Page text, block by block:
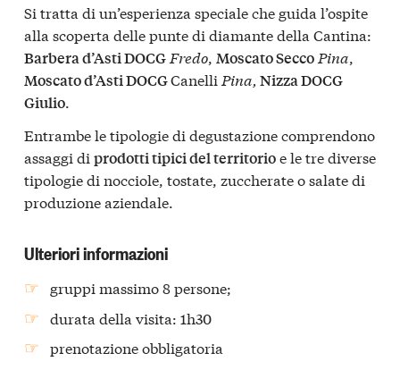
Si tratta di un’esperienza speciale che guida l’ospite
alla scoperta delle punte di diamante della Cantina:
Barbera d’Asti DOCG Fredo Moscato Secco Pina
Moscato d’Asti DOCGCanelli Pina, Nizza DOCG
Giulio
Entrambe le tipologie di degustazione comprendono
assaggi di prodotti tipici del territorioe le tre diverse
tipologie di nocciole, tostate, zuccherate o salate di
produzione aziendale.
Ulteriori informazioni
gruppi massimo 8 persone;
durata della visita: 1h30
prenotazione obbligatoria